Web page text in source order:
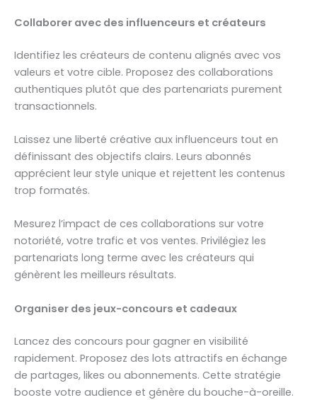
Collaborer avec des influenceurs et créateurs
Identifiez les créateurs de contenu alignés avec vos
valeurs et votre cible. Proposez des collaborations
authentiques plutôt que des partenariats purement
transactionnels.
Laissez une liberté créative aux influenceurs tout en
définissant des objectifs clairs. Leurs abonnés
apprécient leur style unique et rejettent les contenus
trop formatés.
Mesurez l’impact de ces collaborations sur votre
notoriété, votre trafic et vos ventes. Privilégiez les
partenariats long terme avec les créateurs qui
génèrent les meilleurs résultats.
Organiser des jeux-concours et cadeaux
Lancez des concours pour gagner en visibilité
rapidement. Proposez des lots attractifs en échange
de partages, likes ou abonnements. Cette stratégie
booste votre audience et génère du bouche-à-oreille.